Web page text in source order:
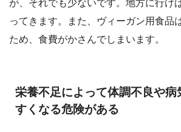
が、それでも少ないです。地方に行け
ってきます。また、ヴィーガン用食品
ため、食費がかさんでしまいます。
栄養不足によって体調不良や病
すくなる危険がある